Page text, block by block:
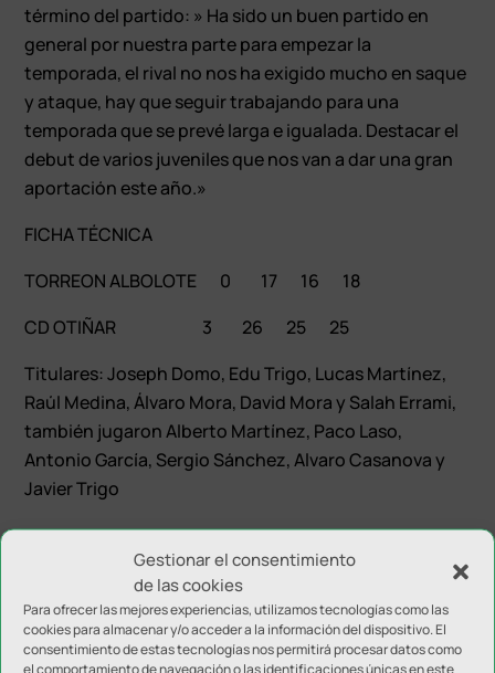
Gestionar el consentimiento
de las cookies
Para ofrecer las mejores experiencias, utilizamos tecnologías como las
cookies para almacenar y/o acceder a la información del dispositivo. El
consentimiento de estas tecnologías nos permitirá procesar datos como
el comportamiento de navegación o las identificaciones únicas en este
término del partido: » Ha sido un buen partido en
general por nuestra parte para empezar la
temporada, el rival no nos ha exigido mucho en saque
y ataque, hay que seguir trabajando para una
temporada que se prevé larga e igualada. Destacar el
debut de varios juveniles que nos van a dar una gran
aportación este año.»
FICHA TÉCNICA
TORREON ALBOLOTE 0 17 16 18
CD OTIÑAR 3 26 25 25
Titulares: Joseph Domo, Edu Trigo, Lucas Martínez,
Raúl Medina, Álvaro Mora, David Mora y Salah Errami,
también jugaron Alberto Martínez, Paco Laso,
Antonio García, Sergio Sánchez, Alvaro Casanova y
Javier Trigo
Enviar comentario